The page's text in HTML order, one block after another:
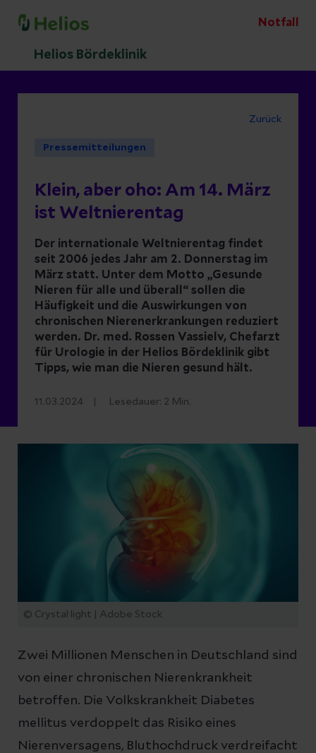
Notfall
Helios Bördeklinik
Zurück
Pressemitteilungen
Klein, aber oho: Am 14. März
ist Weltnierentag
Der internationale Weltnierentag findet
seit 2006 jedes Jahr am 2. Donnerstag im
März statt. Unter dem Motto „Gesunde
Nieren für alle und überall“ sollen die
Häufigkeit und die Auswirkungen von
chronischen Nierenerkrankungen reduziert
werden. Dr. med. Rossen Vassielv, Chefarzt
für Urologie in der Helios Bördeklinik gibt
Tipps, wie man die Nieren gesund hält.
11.03.2024 Lesedauer: 2 Min.
© Crystal light | Adobe Stock
Zwei Millionen Menschen in Deutschland sind
von einer chronischen Nierenkrankheit
betroffen. Die Volkskrankheit Diabetes
mellitus verdoppelt das Risiko eines
Nierenversagens, Bluthochdruck verdreifacht